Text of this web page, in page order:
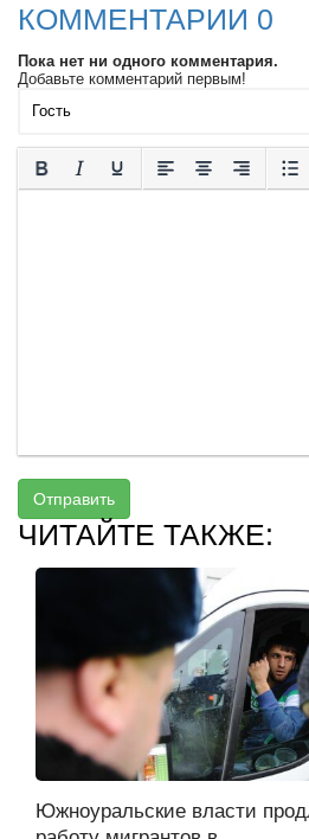
КОММЕНТАРИИ 0
Пока нет ни одного комментария.
Добавьте комментарий первым!
Отправить
ЧИТАЙТЕ ТАКЖЕ:
Южноуральские власти